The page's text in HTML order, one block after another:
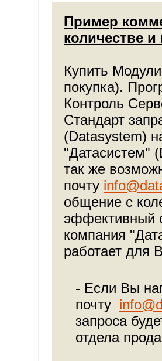
Пример
количестве
Купить
покупка).
Контроль
Стандарт
(Datasystem)
"Датасистем"
так же
почту
общение с
эффективный
компания
работает для
- Если Вы
почту
запроса
отдела